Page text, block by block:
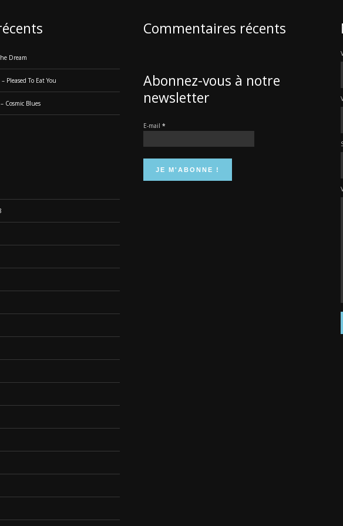
Dream
Pleased To Eat You
Cosmic Blues
Commentaires récents
Abonnez-vous à notre
newsletter
E-mail *